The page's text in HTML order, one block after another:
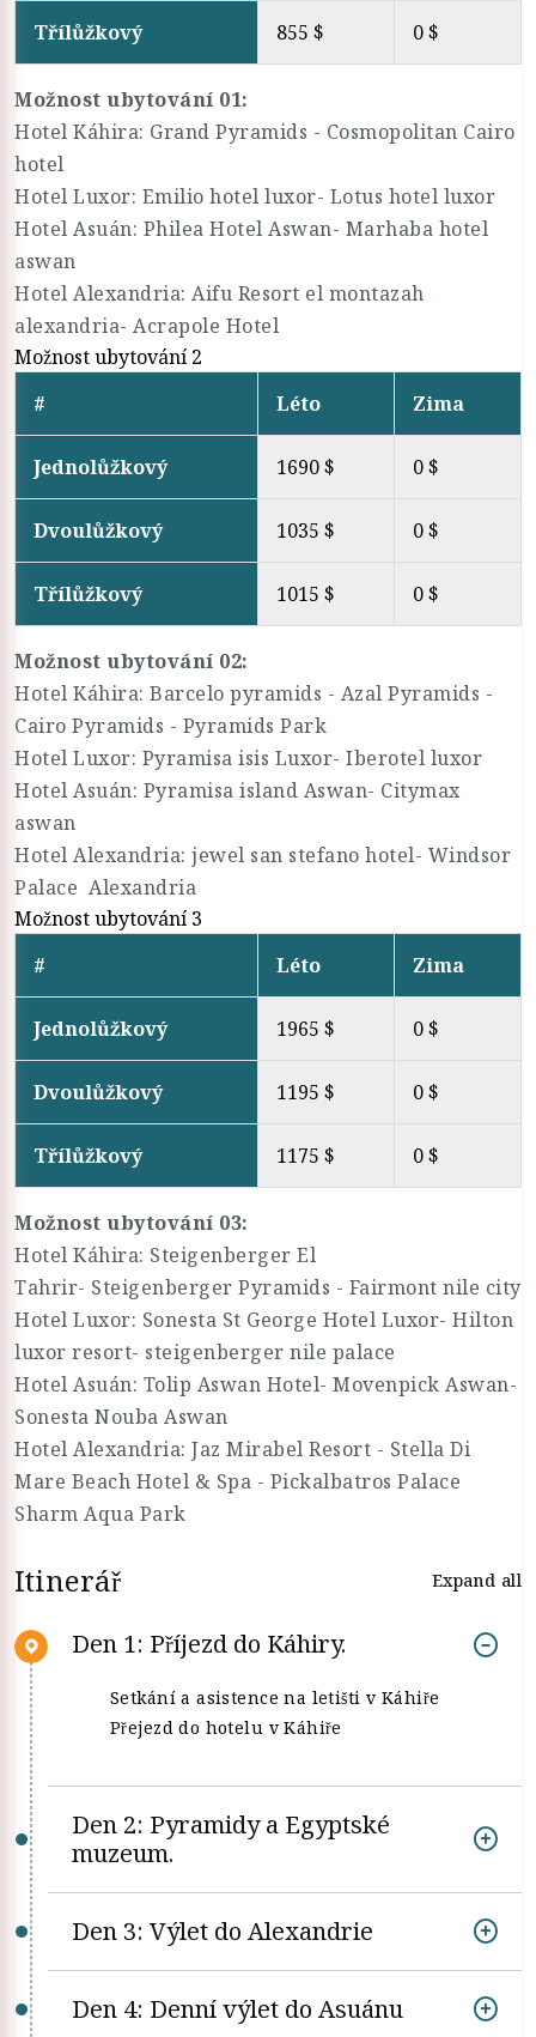
Třílůžkový 855 $ 0 $
Možnost ubytování 01:
Hotel Káhira: Grand Pyramids - Cosmopolitan Cairo
hotel
Hotel Luxor: Emilio hotel luxor- Lotus hotel luxor
Hotel Asuán: Philea Hotel Aswan- Marhaba hotel
aswan
Hotel Alexandria: Aifu Resort el montazah
alexandria- Acrapole Hotel
Možnost ubytování 2
#
Léto Zima
Jednolůžkový 1690 $ 0 $
Dvoulůžkový 1035 $ 0 $
Třílůžkový 1015 $ 0 $
Možnost ubytování 02:
Hotel Káhira: Barcelo pyramids - Azal Pyramids -
Cairo Pyramids - Pyramids Park
Hotel Luxor: Pyramisa isis Luxor- Iberotel luxor
Hotel Asuán: Pyramisa island Aswan- Citymax
aswan
Hotel Alexandria: jewel san stefano hotel- Windsor
Palace Alexandria
Možnost ubytování 3
#
Léto Zima
Jednolůžkový 1965 $ 0 $
Dvoulůžkový 1195 $ 0 $
Třílůžkový 1175 $ 0 $
Možnost ubytování 03:
Hotel Káhira: Steigenberger El
Tahrir- Steigenberger Pyramids - Fairmont nile city
Hotel Luxor: Sonesta St George Hotel Luxor- Hilton
luxor resort- steigenberger nile palace
Hotel Asuán: Tolip Aswan Hotel- Movenpick Aswan-
Sonesta Nouba Aswan
Hotel Alexandria: Jaz Mirabel Resort - Stella Di
Mare Beach Hotel & Spa - Pickalbatros Palace
Sharm Aqua Park
Itinerář Expand all
Den 1: Příjezd do Káhiry.
Setkání a asistence na letišti v Káhiře
Přejezd do hotelu v Káhiře
Den 2: Pyramidy a Egyptské
muzeum.
Den 3: Výlet do Alexandrie
Den 4: Denní výlet do Asuánu